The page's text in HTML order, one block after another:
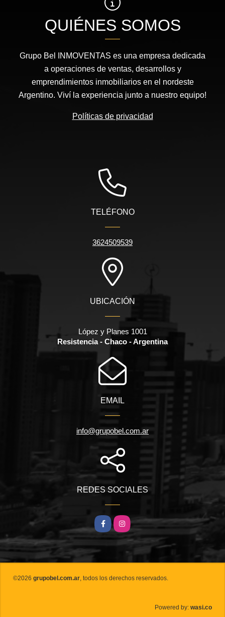
QUIÉNES SOMOS
Grupo Bel INMOVENTAS es una empresa dedicada
a operaciones de ventas, desarrollos y
emprendimientos inmobiliarios en el nordeste
Argentino. Viví la experiencia junto a nuestro equipo!
Políticas de privacidad
TELÉFONO
3624509539
UBICACIÓN
López y Planes 1001
Resistencia - Chaco - Argentina
EMAIL
info@grupobel.com.ar
REDES SOCIALES
FacebookInstagram
©2026 grupobel.com.ar , todos los derechos reservados.
Powered by: wasi.co